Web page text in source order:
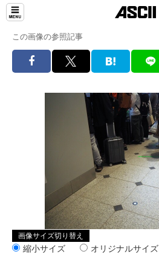
この画像の参照記事
画像サイズ切り替え
縮小サイズ オリジナルサイズ